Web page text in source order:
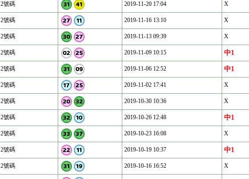
2號碼 2019-11-20 17:04 X
2號碼 2019-11-16 13:10 X
2號碼 2019-11-13 09:39 X
2號碼 2019-11-09 10:15 中1
2號碼 2019-11-06 12:52 中1
2號碼 2019-11-02 17:41 X
2號碼 2019-10-30 10:36 X
2號碼 2019-10-26 12:48 中1
2號碼 2019-10-23 16:08 X
2號碼 2019-10-19 10:37 中1
2號碼 2019-10-16 16:52 X